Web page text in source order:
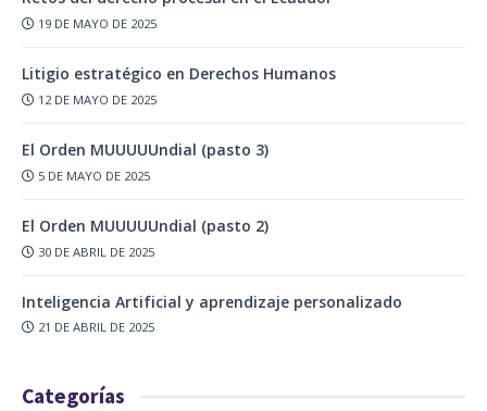
19 DE MAYO DE 2025
Litigio estratégico en Derechos Humanos
12 DE MAYO DE 2025
El Orden MUUUUUndial (pasto 3)
5 DE MAYO DE 2025
El Orden MUUUUUndial (pasto 2)
30 DE ABRIL DE 2025
Inteligencia Artificial y aprendizaje personalizado
21 DE ABRIL DE 2025
Categorías